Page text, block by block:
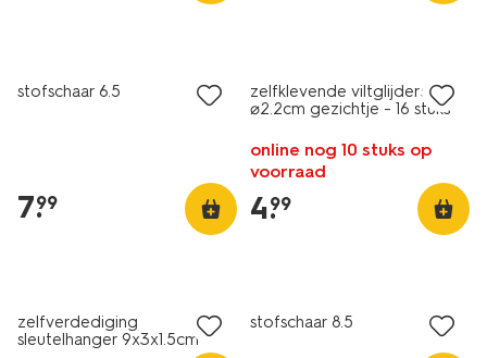
stofschaar 6.5
7.
99
zelfklevende viltglijders
⌀2.2cm gezichtje - 16 stuks
online nog 10 stuks op
voorraad
4.
99
zelfverdediging
sleutelhanger 9x3x1.5cm
stofschaar 8.5